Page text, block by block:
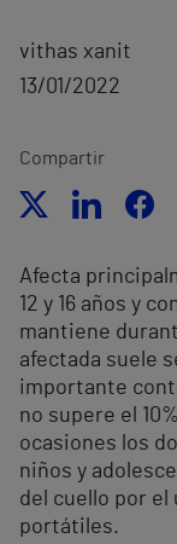
vithas xanit
13/01/2022
Compartir
Afecta
12 y 16 años y
mantiene
afectada suele
importante
no supere el
ocasiones los
niños y
del cuello por
portátiles.